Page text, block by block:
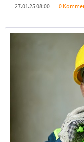
27.01.25 08:00 0